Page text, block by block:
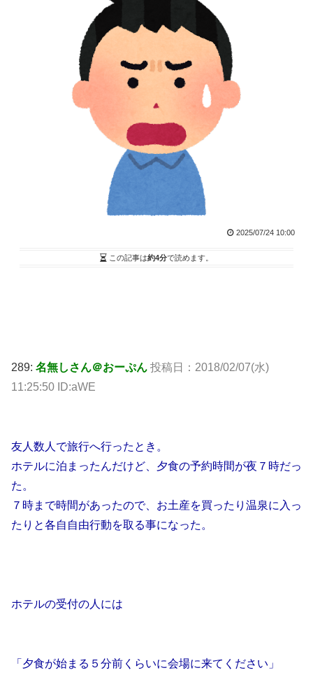
2025/07/24 10:00
この記事は約4分で読めます。
289: 名無しさん＠おーぷん 投稿日： 2018/02/07(水)
11:25:50 ID:aWE
友人数人で旅行へ行ったとき。
ホテルに泊まったんだけど、夕食の予約時間が夜７時だっ
た。
７時まで時間があったので、お土産を買ったり温泉に入っ
たりと各自自由行動を取る事になった。
ホテルの受付の人には
「夕食が始まる５分前くらいに会場に来てください」